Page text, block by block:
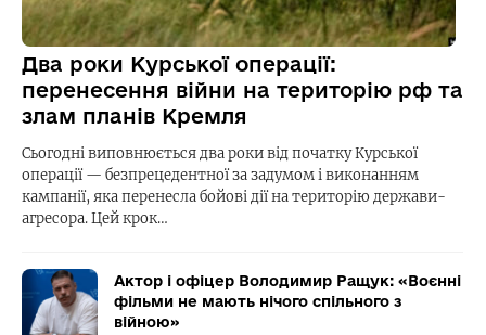
Два роки Курської операції:
перенесення війни на територію рф та
злам планів Кремля
Сьогодні виповнюється два роки від початку Курської
операції — безпрецедентної за задумом і виконанням
кампанії, яка перенесла бойові дії на територію держави-
агресора. Цей крок…
Актор і офіцер Володимир Ращук: «Воєнні
фільми не мають нічого спільного з
війною»